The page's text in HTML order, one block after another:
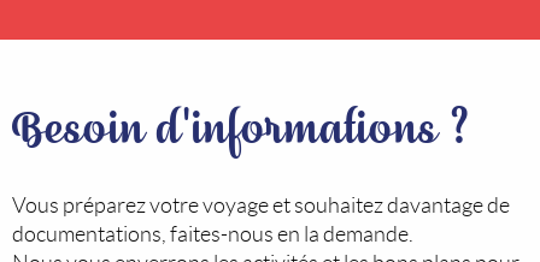
Besoin d'informations ?
Vous préparez votre voyage et souhaitez davantage de
documentations, faites-nous en la demande.